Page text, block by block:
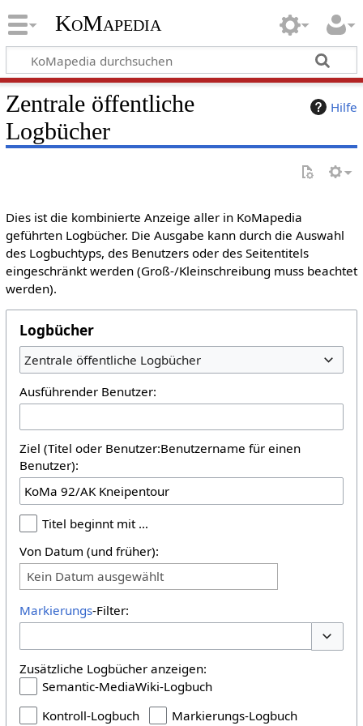
KoMapedia
Hilfe
Zentrale öffentliche
Logbücher
Dies ist die kombinierte Anzeige aller in KoMapedia
geführten Logbücher. Die Ausgabe kann durch die Auswahl
des Logbuchtyps, des Benutzers oder des Seitentitels
eingeschränkt werden (Groß-/Kleinschreibung muss beachtet
werden).
Logbücher
Zentrale öffentliche Logbücher
Ausführender Benutzer:
Ziel (Titel oder Benutzer:Benutzername für einen
Benutzer):
Titel beginnt mit …
Von Datum (und früher):
Kein Datum ausgewählt
Markierungs-Filter:
Zusätzliche Logbücher anzeigen:
Semantic-MediaWiki-Logbuch
Kontroll-Logbuch
Markierungs-Logbuch